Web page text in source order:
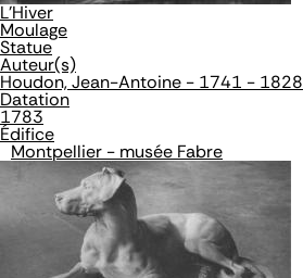
L'Hiver
Moulage
Statue
Auteur(s)
Houdon, Jean-Antoine - 1741 - 1828
Datation
1783
Édifice
Montpellier - musée Fabre